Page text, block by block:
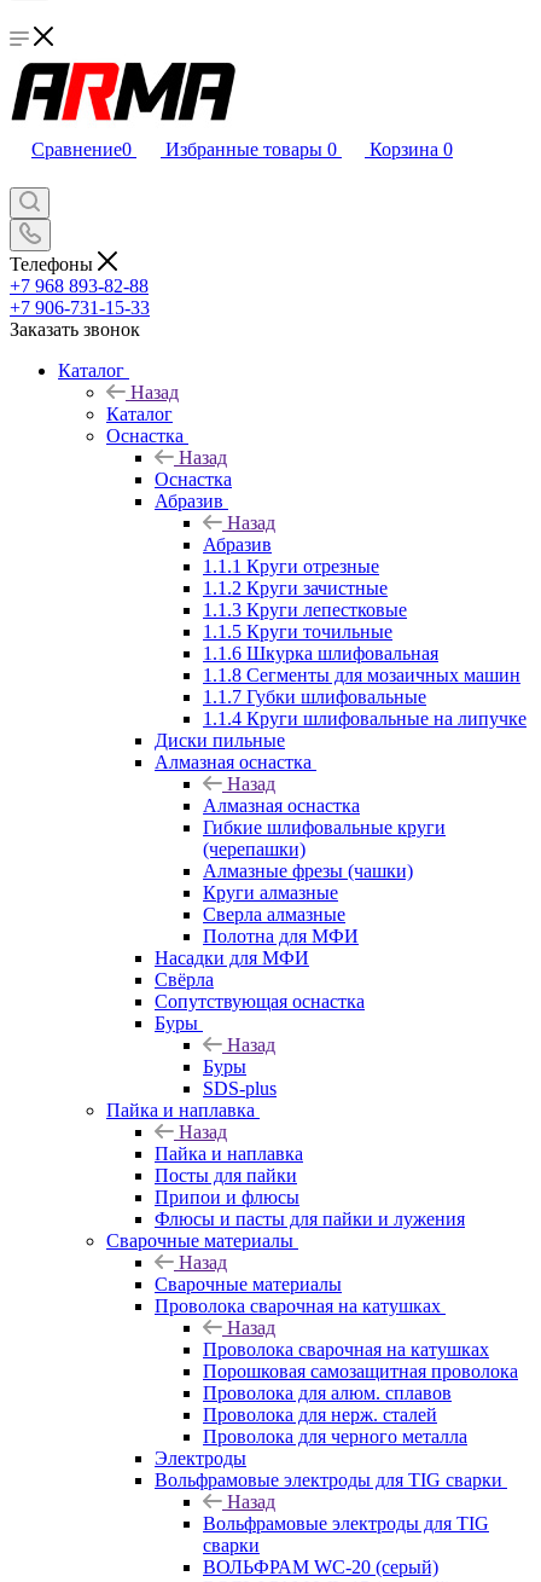
Сравнение0 Избранные товары 0 Корзина 0
Телефоны
+7 968 893-82-88
+7 906-731-15-33
Заказать звонок
Каталог
Назад
Каталог
Оснастка
Назад
Оснастка
Абразив
Назад
Абразив
1.1.1 Круги отрезные
1.1.2 Круги зачистные
1.1.3 Круги лепестковые
1.1.5 Круги точильные
1.1.6 Шкурка шлифовальная
1.1.8 Сегменты для мозаичных машин
1.1.7 Губки шлифовальные
1.1.4 Круги шлифовальные на липучке
Диски пильные
Алмазная оснастка
Назад
Алмазная оснастка
Гибкие шлифовальные круги
(черепашки)
Алмазные фрезы (чашки)
Круги алмазные
Сверла алмазные
Полотна для МФИ
Насадки для МФИ
Свёрла
Сопутствующая оснастка
Буры
Назад
Буры
SDS-plus
Пайка и наплавка
Назад
Пайка и наплавка
Посты для пайки
Припои и флюсы
Флюсы и пасты для пайки и лужения
Сварочные материалы
Назад
Сварочные материалы
Проволока сварочная на катушках
Назад
Проволока сварочная на катушках
Порошковая самозащитная проволока
Проволока для алюм. сплавов
Проволока для нерж. сталей
Проволока для черного металла
Электроды
Вольфрамовые электроды для TIG сварки
Назад
Вольфрамовые электроды для TIG
сварки
ВОЛЬФРАМ WC-20 (серый)